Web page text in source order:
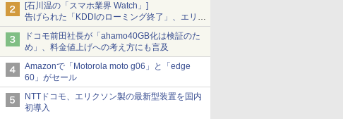
[石川温の「スマホ業界 Watch」]
告げられた「KDDIのローミング終了」、エリア
マップの落とし穴と楽天モバイルの課題
ドコモ前田社長が「ahamo40GB化は検証のた
め」、料金値上げへの考え方にも言及
Amazonで「Motorola moto g06」と「edge
60」がセール
NTTドコモ、エリクソン製の最新型装置を国内
初導入